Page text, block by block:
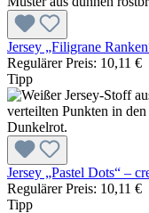
Jersey „Filigrane
Regulärer Preis: 10,11 €
Tipp
Jersey „Pastel Dots“ –
Regulärer Preis: 10,11 €
Tipp